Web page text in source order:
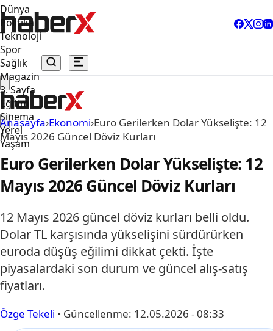
Dünya
Politika
Teknoloji
Spor
Sağlık
Magazin
3. Sayfa
Eğitim
Sinema
Yerel
Yaşam
Anasayfa›Ekonomi›Euro Gerilerken Dolar Yükselişte: 12
Mayıs 2026 Güncel Döviz Kurları
Euro Gerilerken Dolar Yükselişte: 12
Mayıs 2026 Güncel Döviz Kurları
12 Mayıs 2026 güncel döviz kurları belli oldu.
Dolar TL karşısında yükselişini sürdürürken
euroda düşüş eğilimi dikkat çekti. İşte
piyasalardaki son durum ve güncel alış-satış
fiyatları.
Özge Tekeli • Güncellenme: 12.05.2026 - 08:33